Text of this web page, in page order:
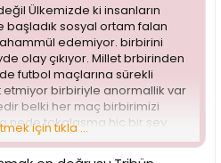
Ülkemizde ki insanların
başladık sosyal ortam falan
edemiyor. birbirini
olay çıkıyor. Millet brbirinden
futbol maçlarına sürekli
birbiriyle anormallik var
belki her maç birbirimizi
nede tokalaşma hiç bir şey
metrobüse v.b toplu taşıma
tabi ki deee en boş yer
için tıkla ...